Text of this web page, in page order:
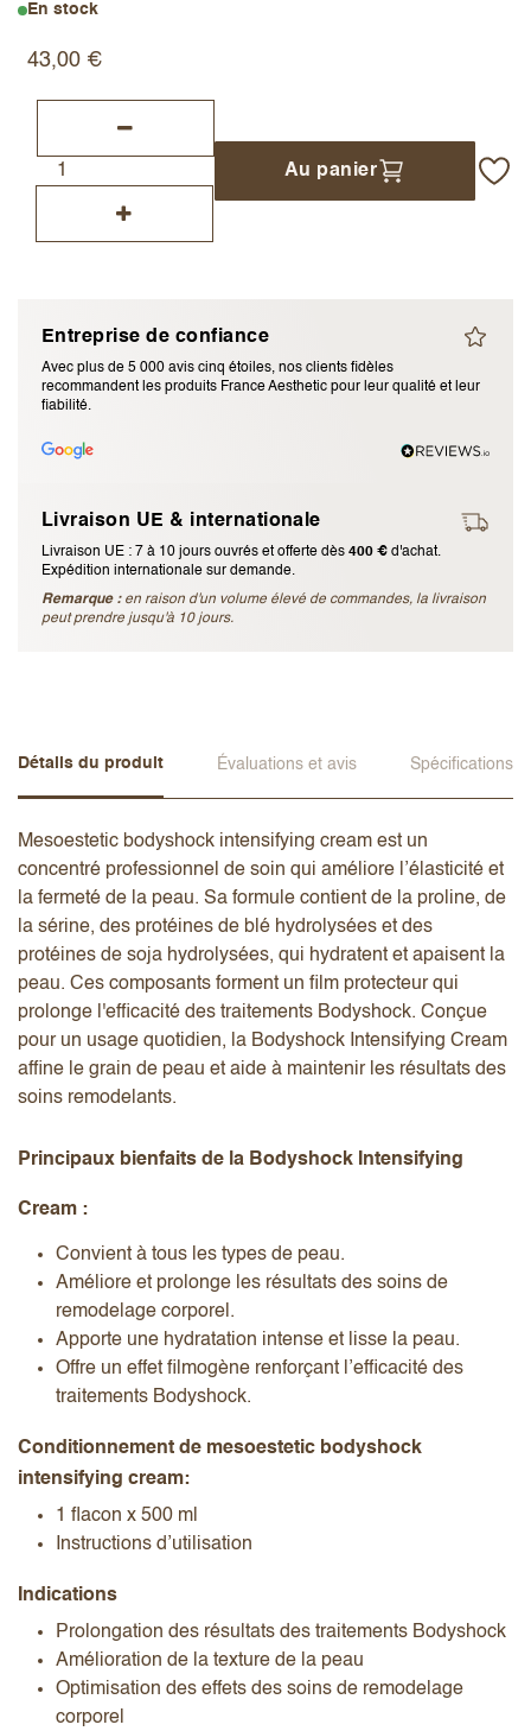
En stock
43,00 €
Au panier
Entreprise de confiance
Avec plus de 5 000 avis cinq étoiles, nos clients fidèles
recommandent les produits France Aesthetic pour leur qualité et leur
fiabilité.
Livraison UE & internationale
Livraison UE : 7 à 10 jours ouvrés et offerte dès 400 € d'achat.
Expédition internationale sur demande.
Remarque : en raison d'un volume élevé de commandes, la livraison
peut prendre jusqu'à 10 jours.
Détails du produit Évaluations et avis Spécifications
Mesoestetic bodyshock intensifying cream est un
concentré professionnel de soin qui améliore l’élasticité et
la fermeté de la peau. Sa formule contient de la proline, de
la sérine, des protéines de blé hydrolysées et des
protéines de soja hydrolysées, qui hydratent et apaisent la
peau. Ces composants forment un film protecteur qui
prolonge l'efficacité des traitements Bodyshock. Conçue
pour un usage quotidien, la Bodyshock Intensifying Cream
affine le grain de peau et aide à maintenir les résultats des
soins remodelants.
Principaux bienfaits de la Bodyshock Intensifying
Cream :
Convient à tous les types de peau.
Améliore et prolonge les résultats des soins de
remodelage corporel.
Apporte une hydratation intense et lisse la peau.
Offre un effet filmogène renforçant l’efficacité des
traitements Bodyshock.
Conditionnement de mesoestetic bodyshock
intensifying cream:
1 flacon x 500 ml
Instructions d’utilisation
Indications
Prolongation des résultats des traitements Bodyshock
Amélioration de la texture de la peau
Optimisation des effets des soins de remodelage
corporel
Envoyer l’avis